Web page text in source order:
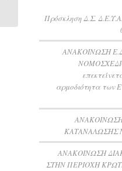
Πρόσκληση Δ.Σ.
ΑΝΑΚΟΙΝΩΣΗ
αρμοδιότητα των
ΚΑΤΑΝΑΛΩΣΗΣ
AΝΑΚΟΙΝΩΣΗ
ΣΤΗΝ ΠΕΡΙΟΧΗ